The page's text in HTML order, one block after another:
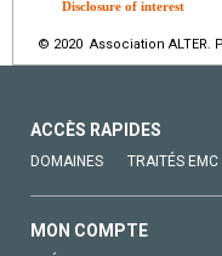
Disclosure of interest
© 2020 Association ALTER.
ACCÈS RAPIDES
DOMAINES TRAITÉS EMC
MON COMPTE